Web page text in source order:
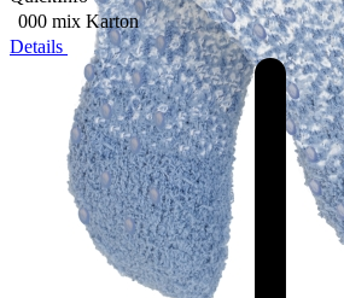
000 mix Karton
Details